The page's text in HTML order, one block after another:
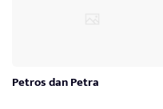
Petros dan Petra